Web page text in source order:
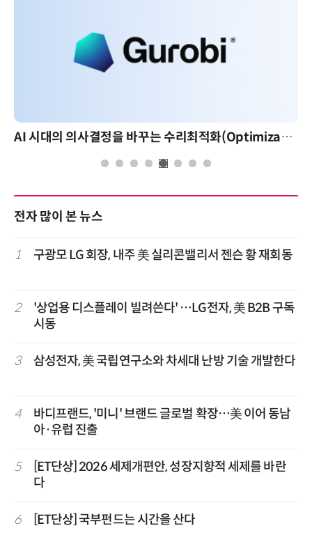
AI 시대의 의사결정을 바꾸는 수리최적화(Optimization): 실제 산업 적용 사례와 활용 전략
전자 많이 본 뉴스
1 구광모 LG 회장, 내주 美 실리콘밸리서 젠슨 황 재회동
2
'상업용 디스플레이 빌려쓴다' …LG전자, 美 B2B 구독
시동
3 삼성전자, 美 국립연구소와 차세대 난방 기술 개발한다
4
바디프랜드, '미니' 브랜드 글로벌 확장…美 이어 동남
아·유럽 진출
5
[ET단상] 2026 세제개편안, 성장지향적 세제를 바란
다
6 [ET단상] 국부펀드는 시간을 산다